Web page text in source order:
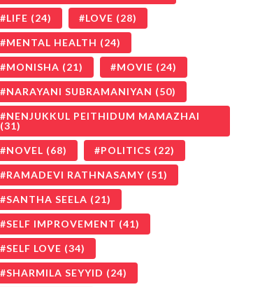
LIFE (24) LOVE (28)
MENTAL HEALTH (24)
MONISHA (21) MOVIE (24)
NARAYANI SUBRAMANIYAN (50)
NENJUKKUL PEITHIDUM MAMAZHAI
(31)
NOVEL (68) POLITICS (22)
RAMADEVI RATHNASAMY (51)
SANTHA SEELA (21)
SELF IMPROVEMENT (41)
SELF LOVE (34)
SHARMILA SEYYID (24)